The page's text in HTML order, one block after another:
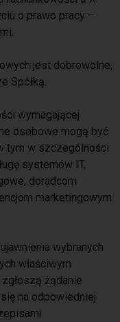
o prawo pracy –
jest dobrowolne,
Spółką.
wymagającej
osobowe mogą być
tym w szczególności
systemów IT,
doradcom
marketingowym
wybranych
właściwym
żądanie
na odpowiedniej